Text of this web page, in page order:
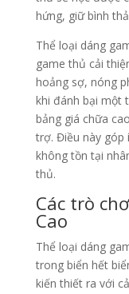
hứng, giữ bình
Thể loại dáng
game thủ cải
hoảng sợ, nóng
khi đánh bại một
bảng giá chữa
trợ. Điều này góp
không tồn tại
thủ.
Các trò
Cao
Thể loại dáng
trong biển hết
kiến thiết ra với